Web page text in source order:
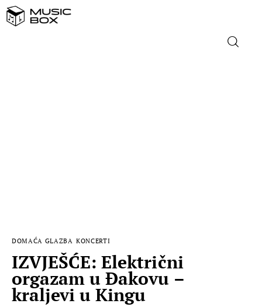
DOMAĆA GLAZBA KONCERTI
IZVJEŠĆE: Električni
orgazam u Đakovu –
kraljevi u Kingu